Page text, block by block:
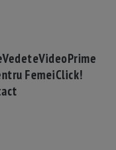
VedeteVideoPrime
FemeiClick!